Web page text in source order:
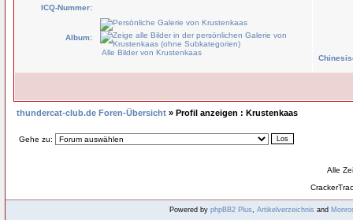
ICQ-Nummer:
Album:
Alle Bilder von Krustenkaas
thundercat-club.de Foren-Übersicht » Profil anzeigen : Krustenkaas
Gehe zu:
Alle
Powered by phpBB2 Plus, Artikelverzeichnis and